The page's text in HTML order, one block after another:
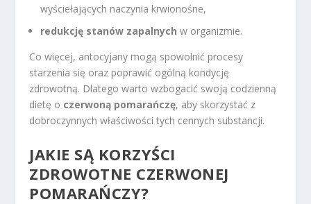
wyściełających naczynia krwionośne,
redukcję stanów zapalnych w organizmie.
Co więcej, antocyjany mogą spowolnić procesy
starzenia się oraz poprawić ogólną kondycję
zdrowotną. Dlatego warto wzbogacić swoją codzienną
dietę o czerwoną pomarańczę, aby skorzystać z
dobroczynnych właściwości tych cennych substancji.
JAKIE SĄ KORZYŚCI
ZDROWOTNE CZERWONEJ
POMARAŃCZY?